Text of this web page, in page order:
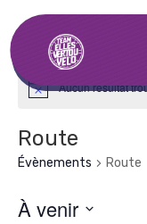
Aucun résultat
Route
Évènements Route
À venir